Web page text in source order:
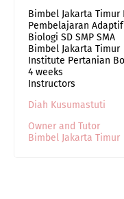
Bimbel Jakarta
Pembelajaran
Biologi SD SMP SMA
Bimbel Jakarta Timur
Institute Pertanian
4 weeks
Instructors
Diah Kusumastuti
Owner and Tutor
Bimbel Jakarta Timur